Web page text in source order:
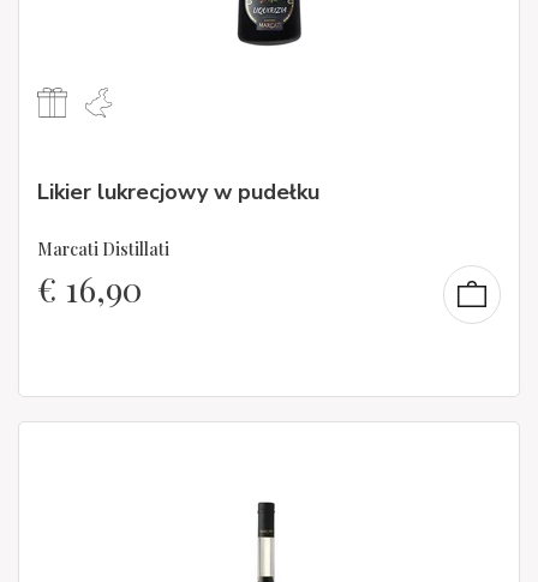
Likier lukrecjowy w pudełku
Marcati Distillati
€ 16,90